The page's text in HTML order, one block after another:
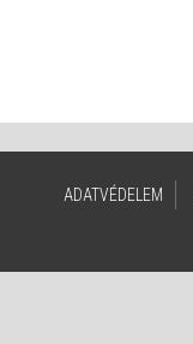
ADATVÉDELEM